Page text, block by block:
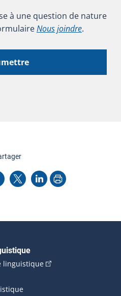
à une question de nature
Nous joindre.
cette page
X LinkedInImprimer
linguistique(Cet hyperlien